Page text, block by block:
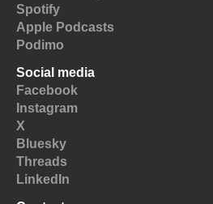
Spotify
Apple Podcasts
Podimo
Social media
Facebook
Instagram
X
Bluesky
Threads
LinkedIn